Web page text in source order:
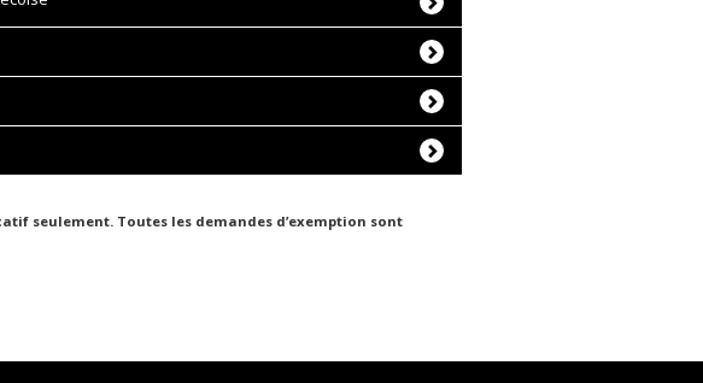
seulement. Toutes les demandes d’exemption sont